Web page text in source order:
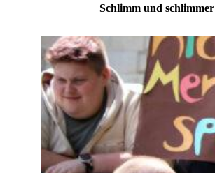
Schlimm und schlimmer